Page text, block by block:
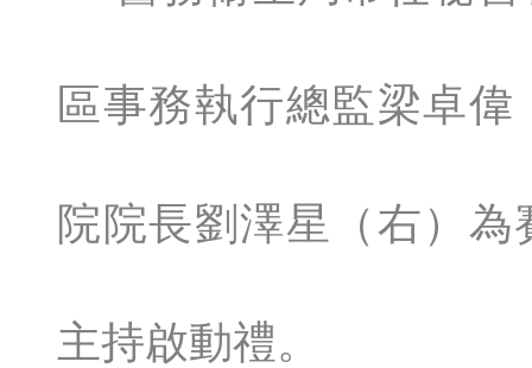
區事務執行總監梁卓
院院長劉澤星（右）
主持啟動禮。